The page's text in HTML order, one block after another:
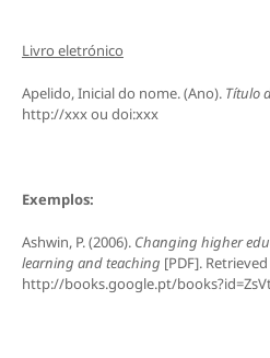
Livro eletrónico
Apelido, Inicial do nome. (Ano). Título
http://xxx ou doi:xxx
Exemplos:
Ashwin, P. (2006). Changing higher
learning and teaching [PDF].
http://books.google.pt/